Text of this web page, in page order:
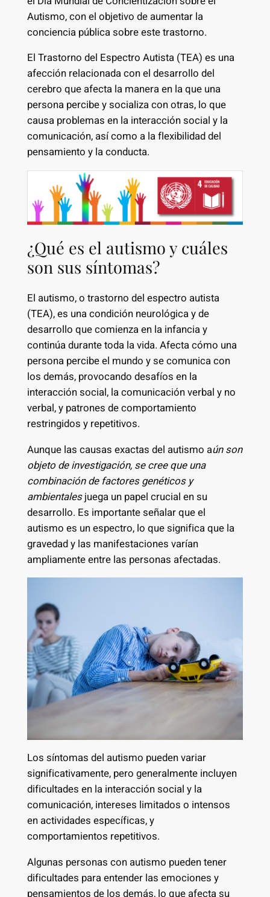
Autismo, con el objetivo de aumentar la
conciencia pública sobre este trastorno.
El Trastorno del Espectro Autista (TEA) es una
afección relacionada con el desarrollo del
cerebro que afecta la manera en la que una
persona percibe y socializa con otras, lo que
causa problemas en la interacción social y la
comunicación, así como a la flexibilidad del
pensamiento y la conducta.
¿Qué es el autismo y cuáles
son sus síntomas?
El autismo, o trastorno del espectro autista
(TEA), es una condición neurológica y de
desarrollo que comienza en la infancia y
continúa durante toda la vida. Afecta cómo una
persona percibe el mundo y se comunica con
los demás, provocando desafíos en la
interacción social, la comunicación verbal y no
verbal, y patrones de comportamiento
restringidos y repetitivos.
Aunque las causas exactas del autismo aún son
objeto de investigación, se cree que una
combinación de factores genéticos y
ambientalesjuega un papel crucial en su
desarrollo. Es importante señalar que el
autismo es un espectro, lo que significa que la
gravedad y las manifestaciones varían
ampliamente entre las personas afectadas.
Los síntomas del autismo pueden variar
significativamente, pero generalmente incluyen
dificultades en la interacción social y la
comunicación, intereses limitados o intensos
en actividades específicas, y
comportamientos repetitivos.
Algunas personas con autismo pueden tener
dificultades para entender las emociones y
pensamientos de los demás, lo que afecta su